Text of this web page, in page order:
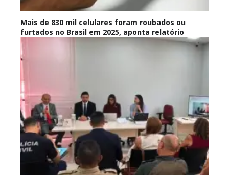
Mais de 830 mil celulares foram roubados ou
furtados no Brasil em 2025, aponta relatório